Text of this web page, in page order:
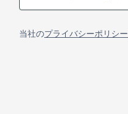
当社のプライバシーポリシー